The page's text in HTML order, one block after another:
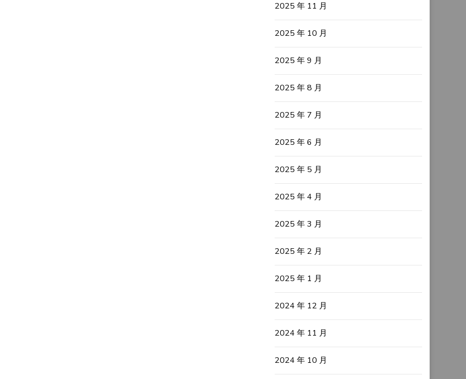
2025 年 11 月
2025 年 10 月
2025 年 9 月
2025 年 8 月
2025 年 7 月
2025 年 6 月
2025 年 5 月
2025 年 4 月
2025 年 3 月
2025 年 2 月
2025 年 1 月
2024 年 12 月
2024 年 11 月
2024 年 10 月